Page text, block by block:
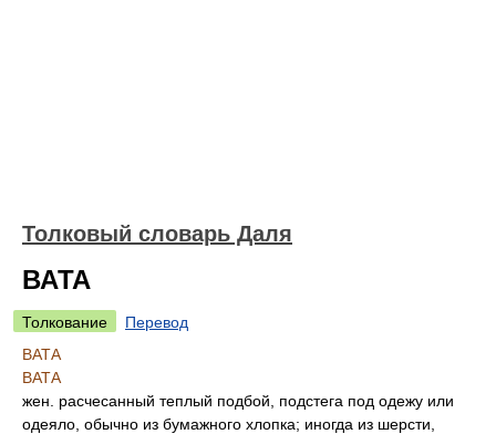
Толковый словарь Даля
ВАТА
Толкование
Перевод
ВАТА
ВАТА
жен. расчесанный теплый подбой, подстега под одежу или
одеяло, обычно из бумажного хлопка; иногда из шерсти,